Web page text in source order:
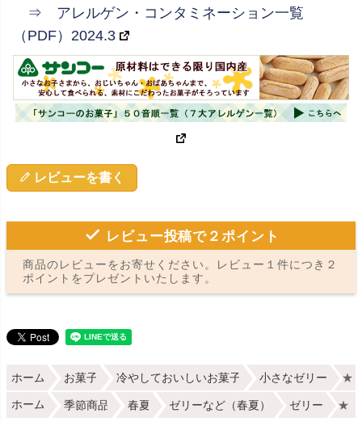
⇒ アレルゲン・コンタミネーション一覧
（PDF）2024.3
レビューを書く
レビュー投稿で２ポイント
商品のレビューをお寄せください。レビュー１件につき２
ポイントをプレゼントいたします。
ホーム お菓子 冷やしておいしいお菓子 小さなゼリー ★
ホーム 季節商品 春夏 ゼリーなど（春夏） ゼリー ★【